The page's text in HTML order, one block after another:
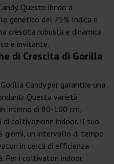
Questo ibrido a
genetico del 75% Indica e
crescita robusta e dinamica
e invitante.
di Crescita di Gorilla
Candy per garantire una
Questa varietà
interno di 80-100 cm,
di coltivazione indoor. Il suo
giorni, un intervallo di tempo
in cerca di efficienza
Per i coltivatori indoor,